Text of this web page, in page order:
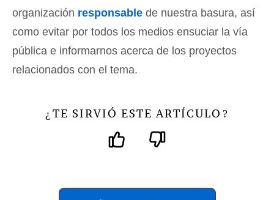
organización responsable de nuestra basura, así
como evitar por todos los medios ensuciar la vía
pública e informarnos acerca de los proyectos
relacionados con el tema.
¿ TE SIRVIÓ ESTE ARTÍCULO ?